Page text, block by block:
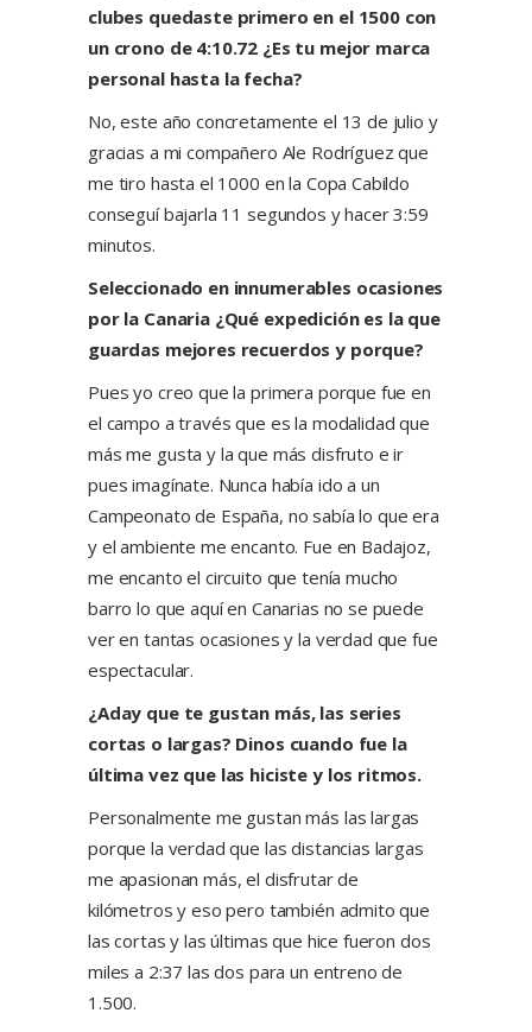
clubes quedaste primero en el 1500 con
un crono de 4:10.72 ¿Es tu mejor marca
personal hasta la fecha?
No, este año concretamente el 13 de julio y
gracias a mi compañero Ale Rodríguez que
me tiro hasta el 1000 en la Copa Cabildo
conseguí bajarla 11 segundos y hacer 3:59
minutos.
Seleccionado en innumerables ocasiones
por la Canaria ¿Qué expedición es la que
guardas mejores recuerdos y porque?
Pues yo creo que la primera porque fue en
el campo a través que es la modalidad que
más me gusta y la que más disfruto e ir
pues imagínate. Nunca había ido a un
Campeonato de España, no sabía lo que era
y el ambiente me encanto. Fue en Badajoz,
me encanto el circuito que tenía mucho
barro lo que aquí en Canarias no se puede
ver en tantas ocasiones y la verdad que fue
espectacular.
¿Aday que te gustan más, las series
cortas o largas? Dinos cuando fue la
última vez que las hiciste y los ritmos.
Personalmente me gustan más las largas
porque la verdad que las distancias largas
me apasionan más, el disfrutar de
kilómetros y eso pero también admito que
las cortas y las últimas que hice fueron dos
miles a 2:37 las dos para un entreno de
1.500.